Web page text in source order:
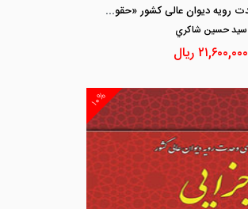
مجموعه آرای وحدت رویه دیوان عالی کشور «حقوقی»
سيد حسين شاكري
۲۱,۶۰۰,۰۰۰ریال
۱۰%